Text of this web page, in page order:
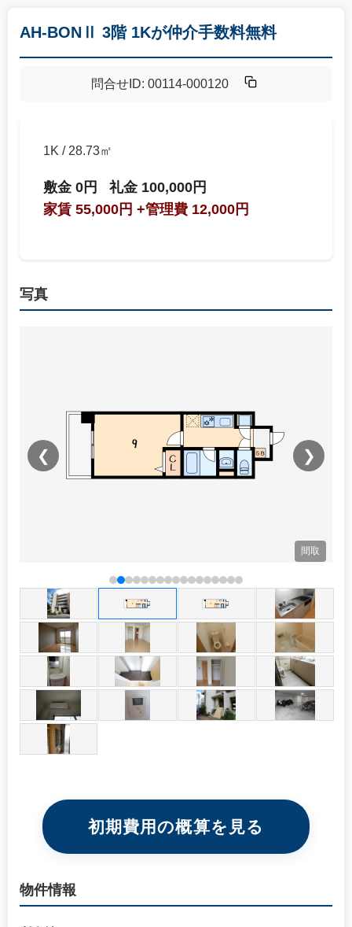
AH-BONⅡ 3階 1Kが仲介手数料無料
問合せID: 00114-000120
1K / 28.73㎡
敷金 0円
礼金 100,000円
家賃 55,000円 +管理費 12,000円
写真
間取
❮ ❯
初期費用の概算を見る
物件情報